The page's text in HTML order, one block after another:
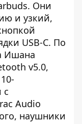
Они
и узкий,
USB-C. По
Ишана
v5.0,
с
Audio
наушники